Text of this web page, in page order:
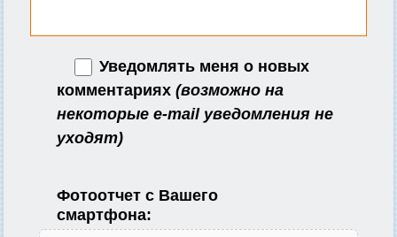
Уведомлять меня о новых
комментариях (возможно на
некоторые e-mail уведомления не
уходят)
Фотоотчет с Вашего
смартфона: